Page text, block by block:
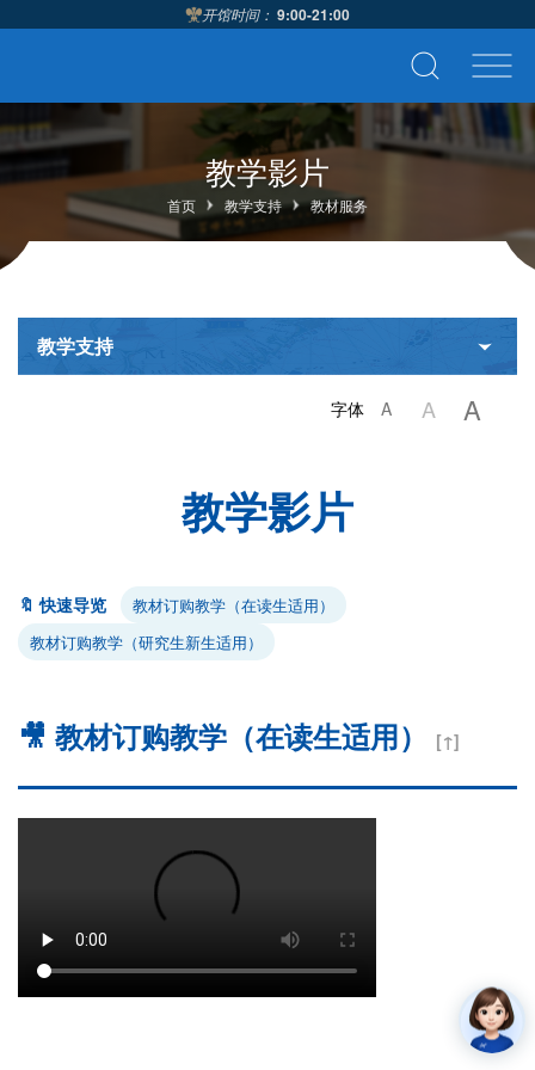
开馆时间： 9:00-21:00
教学影片
首页 教学支持 教材服务
教学支持
字体 A A A
教学影片
🔖 快速导览
教材订购教学（在读生适用）
教材订购教学（研究生新生适用）
🎥 教材订购教学（在读生适用） [↑]